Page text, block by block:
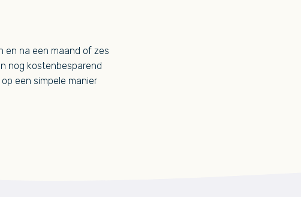
en na een maand of zes
nog kostenbesparend
een simpele manier